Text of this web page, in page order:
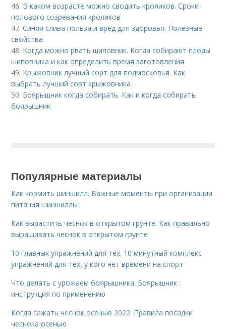
46. В каком возрасте можно сводить кроликов. Сроки
полового созревания кроликов
47.Синяя слива польза и вред для здоровья. Полезные
свойства
48. Когда можно рвать шиповник. Когда собирают плоды
шиповника и как определить время заготовления
49. Крыжовник лучший сорт для подмосковья. Как
выбрать лучший сорт крыжовника
50. Боярышник когда собирать. Как и когда собирать
боярышник
Популярные материалы
Как кормить шиншилл. Важные моменты при организации
питания шиншиллы
Как вырастить чеснок в открытом грунте. Как правильно
выращивать чеснок в открытом грунте
10 главных упражнений для тех. 10 минутный комплекс
упражнений для тех, у кого нет времени на спорт
Что делать с урожаем боярышника. Боярышник :
инструкция по применению
Когда сажать чеснок осенью 2022. Правила посадки
чеснока осенью